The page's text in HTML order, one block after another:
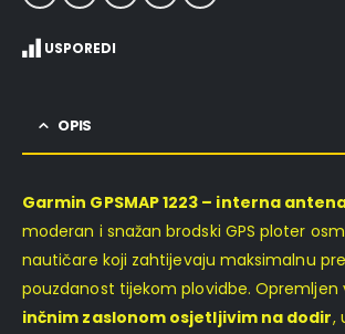
USPOREDI
OPIS
Garmin GPSMAP 1223 – interna
moderan i snažan brodski GPS ploter
nautičare koji zahtijevaju maksimalnu
pouzdanost tijekom plovidbe.
inčnim zaslonom osjetljivim na dodir,